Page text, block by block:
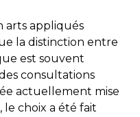
arts appliqués
la distinction entre
est souvent
consultations
actuellement mise
choix a été fait